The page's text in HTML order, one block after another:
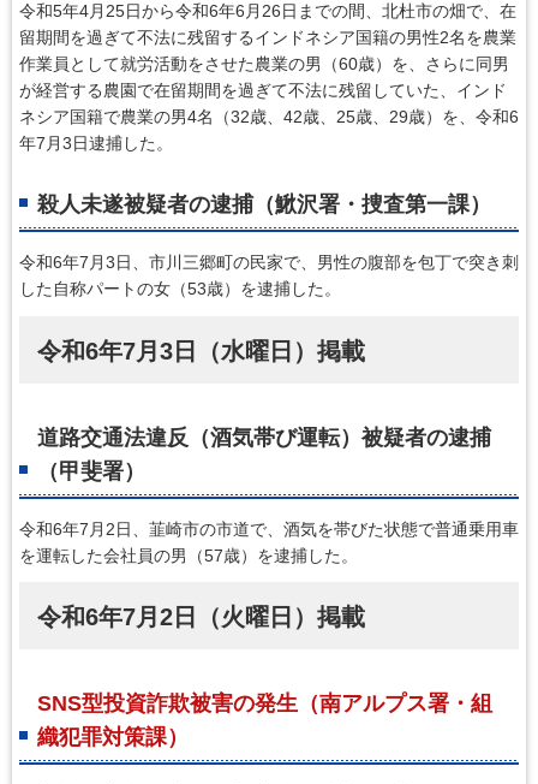
令和5年4月25日から令和6年6月26日までの間、北杜市の畑で、在
留期間を過ぎて不法に残留するインドネシア国籍の男性2名を農業
作業員として就労活動をさせた農業の男（60歳）を、さらに同男
が経営する農園で在留期間を過ぎて不法に残留していた、インド
ネシア国籍で農業の男4名（32歳、42歳、25歳、29歳）を、令和6
年7月3日逮捕した。
殺人未遂被疑者の逮捕（鰍沢署・捜査第一課）
令和6年7月3日、市川三郷町の民家で、男性の腹部を包丁で突き刺
した自称パートの女（53歳）を逮捕した。
令和6年7月3日（水曜日）掲載
道路交通法違反（酒気帯び運転）被疑者の逮捕
（甲斐署）
令和6年7月2日、韮崎市の市道で、酒気を帯びた状態で普通乗用車
を運転した会社員の男（57歳）を逮捕した。
令和6年7月2日（火曜日）掲載
SNS型投資詐欺被害の発生（南アルプス署・組
織犯罪対策課）